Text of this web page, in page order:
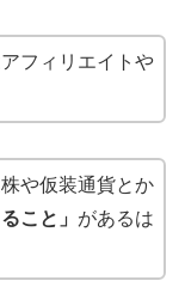
フィリエイトや
や仮装通貨とか
こと」 があるは